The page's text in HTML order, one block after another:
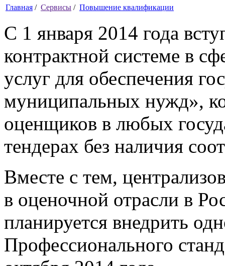
Главная / Сервисы / Повышение квалификации
С 1 января 2014 года
контрактной системе в
услуг для обеспечения
муниципальных нужд»,
оценщиков в любых
тендерах без наличия
Вместе с тем,
в оценочной отрасли в
планируется внедрить
Профессионального